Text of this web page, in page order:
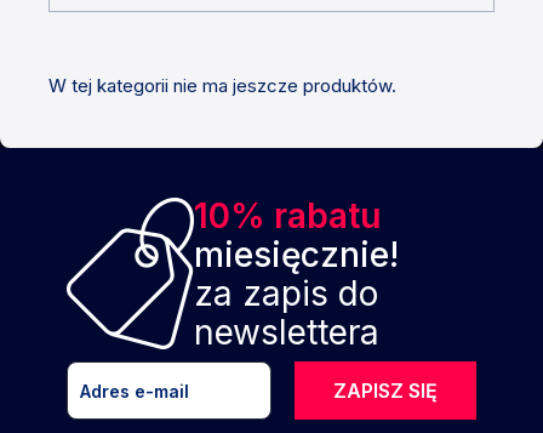
W tej kategorii nie ma jeszcze produktów.
10% rabatu
miesięcznie!
za zapis do
newslettera
ZAPISZ SIĘ